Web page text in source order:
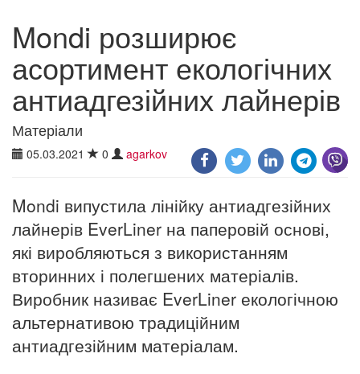
Mondi розширює
асортимент екологічних
антиадгезійних лайнерів
Матеріали
05.03.2021 0 agarkov
Mondi випустила лінійку антиадгезійних
лайнерів EverLiner на паперовій основі,
які виробляються з використанням
вторинних і полегшених матеріалів.
Виробник називає EverLiner екологічною
альтернативою традиційним
антиадгезійним матеріалам.